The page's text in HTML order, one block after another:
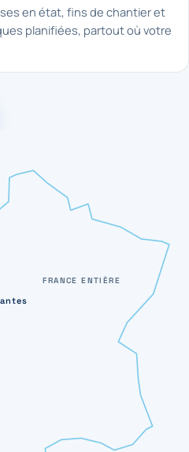
en état, fins de chantier et
planifiées, partout où votre
FRANCE ENTIÈRE